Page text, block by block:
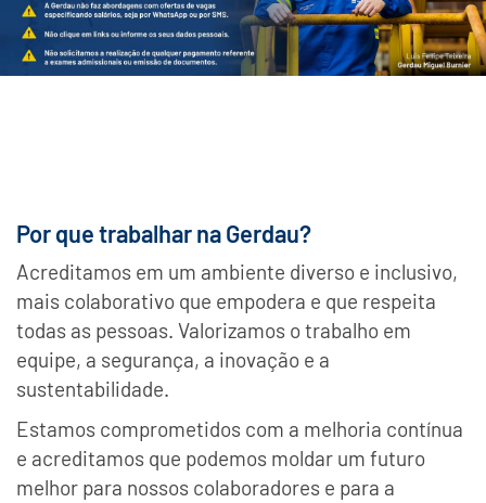
Por que trabalhar na Gerdau?
Acreditamos em um ambiente diverso e inclusivo,
mais colaborativo que empodera e que respeita
todas as pessoas. Valorizamos o trabalho em
equipe, a segurança, a inovação e a
sustentabilidade.
Estamos comprometidos com a melhoria contínua
e acreditamos que podemos moldar um futuro
melhor para nossos colaboradores e para a